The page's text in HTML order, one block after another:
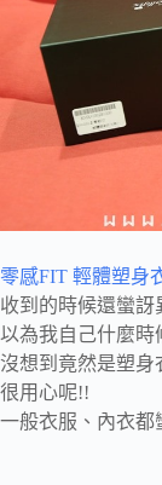
零感FIT 輕體塑身
收到的時候還蠻訝
以為我自己什麼時
沒想到竟然是塑身
很用心呢!!
一般衣服、內衣都